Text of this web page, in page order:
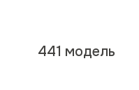
441 модель